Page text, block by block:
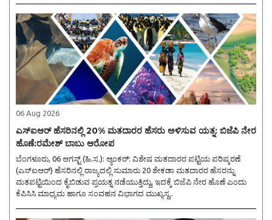
06 Aug 2026
ಎಸ್ಐಆರ್ ಹೆಸರಿನಲ್ಲಿ 20% ಮತದಾರರ ಹೆಸರು ಅಳಿಸುವ ಯತ್ನ: ಬಿಜೆಪಿ ನೇರ
ಹೊಣೆ:ರಮೇಶ್ ಬಾಬು ಆರೋಪ
ಬೆಂಗಳೂರು, 06 ಆಗಸ್ಟ್ (ಹಿ.ಸ.): ಆ್ಯಂಕರ್: ವಿಶೇಷ ಮತದಾರರ ಪಟ್ಟಿಯ ಪರಿಷ್ಕರಣೆ
(ಎಸ್‌ಐಆರ್) ಹೆಸರಿನಲ್ಲಿ ರಾಜ್ಯದಲ್ಲಿ ಸುಮಾರು 20 ಶೇಕಡಾ ಮತದಾರರ ಹೆಸರನ್ನು
ಮತಪಟ್ಟಿಯಿಂದ ಕೈಬಿಡುವ ಪ್ರಯತ್ನ ನಡೆಯುತ್ತಿದ್ದು, ಇದಕ್ಕೆ ಬಿಜೆಪಿ ನೇರ ಹೊಣೆ ಎಂದು
ಕೆಪಿಸಿಸಿ ಮಾಧ್ಯಮ ಹಾಗೂ ಸಂವಹನ ವಿಭಾಗದ ಮುಖ್ಯಸ್ಥ..